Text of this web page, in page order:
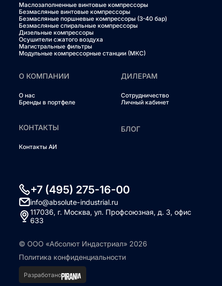
Маслозаполненные винтовые компрессоры
Безмасляные винтовые компрессоры
Безмасляные поршневые компрессоры (3-40 бар)
Безмасляные спиральные компрессоры
Дизельные компрессоры
Осушители сжатого воздуха
Магистральные фильтры
Модульные компрессорные станции (МКС)
О КОМПАНИИ
О нас
Бренды в портфеле
ДИЛЕРАМ
Сотрудничество
Личный кабинет
КОНТАКТЫ
Контакты АИ
БЛОГ
+7 (495) 275-16-00
info@absolute-industrial.ru
117036, г. Москва, ул. Профсоюзная, д. 3, офис
633
© ООО «Абсолют Индастриал» 2026
Политика конфиденциальности
Разработано